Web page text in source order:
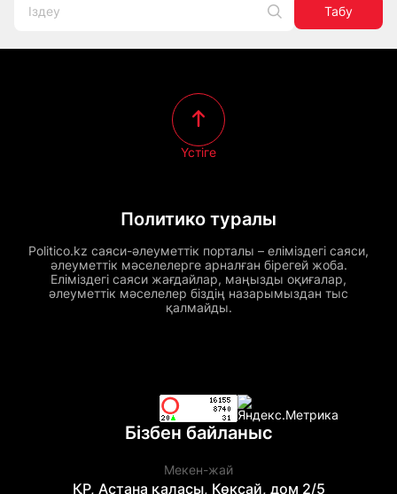
Табу
Политико туралы
Politico.kz саяси-әлеуметтік порталы – еліміздегі саяси,
әлеуметтік мәселелерге арналған бірегей жоба.
Еліміздегі саяси жағдайлар, маңызды оқиғалар,
әлеуметтік мәселелер біздің назарымыздан тыс
қалмайды.
Үстіге
Бізбен байланыс
Мекен-жай
ҚР, Астана қаласы, Көксай, дом 2/5